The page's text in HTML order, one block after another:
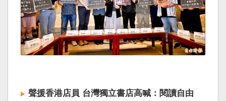
聲援香港店員 台灣獨立書店高喊：閱讀自由